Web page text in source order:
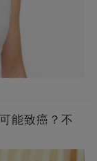
能致癌？不